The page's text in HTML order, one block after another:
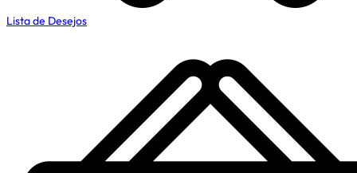
Lista de Desejos